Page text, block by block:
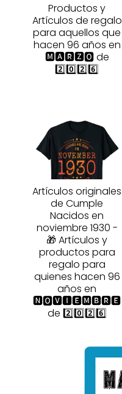
Productos y
Artículos de regalo
para aquellos que
hacen 96 años en
🅼🅰🆁🆉🅾 de
2️⃣0️⃣2️⃣6️⃣
Artículos originales
de Cumple
Nacidos en
noviembre 1930 -
🎁 Artículos y
productos para
regalo para
quienes hacen 96
años en
🅽🅾🆅🅸🅴🅼🅱🆁🅴
de 2️⃣0️⃣2️⃣6️⃣